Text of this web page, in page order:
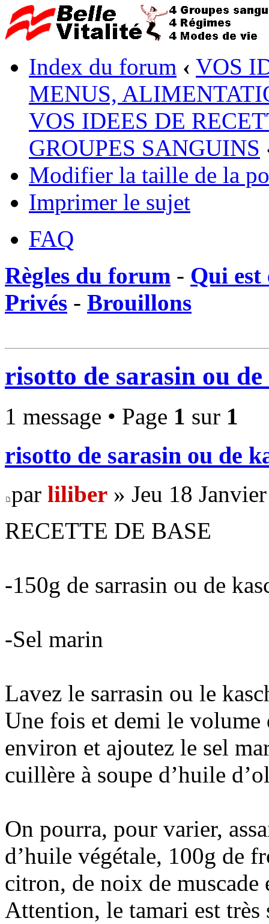
Index du forum ‹ VOS
MENUS,
VOS IDEES DE
GROUPES SANGUINS
Modifier la taille de la
Imprimer le sujet
FAQ
Règles du forum - Qui est
Privés - Brouillons
risotto de sarasin ou de
1 message • Page 1 sur 1
risotto de sarasin ou de
par liliber » Jeu 18
RECETTE DE BASE
-150g de sarrasin ou de
-Sel marin
Lavez le sarrasin ou le
Une fois et demi le volume
environ et ajoutez le sel
cuillère à soupe d’huile
On pourra, pour varier,
d’huile végétale, 100g de
citron, de noix de muscade
Attention, le tamari est